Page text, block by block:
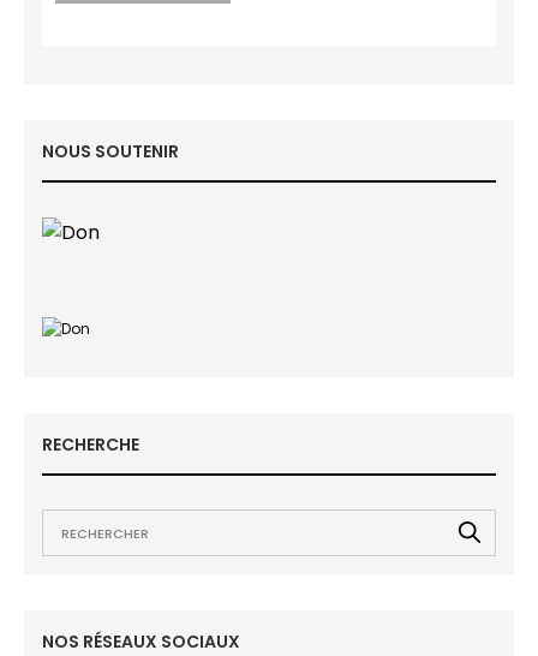
NOUS SOUTENIR
RECHERCHE
NOS RÉSEAUX SOCIAUX